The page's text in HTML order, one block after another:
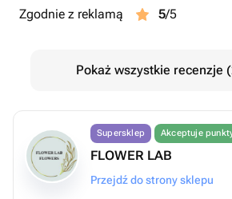
Zgodnie z reklamą
5/5
Pokaż wszystkie recenzje
Supersklep Akceptuje
FLOWER LAB
Przejdź do strony sklepu